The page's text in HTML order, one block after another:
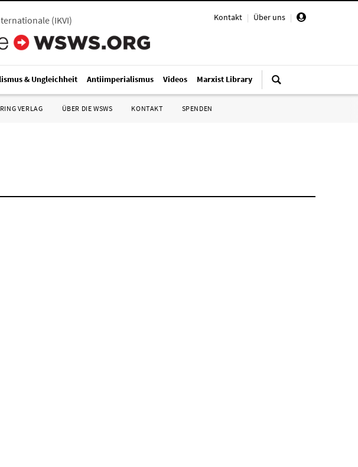
Kontakt | Über uns |
(IKVI)
& Ungleichheit Antiimperialismus Videos Marxist Library
VERLAG ÜBER DIE WSWS KONTAKT SPENDEN